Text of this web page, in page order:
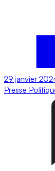
29 janvier
Presse